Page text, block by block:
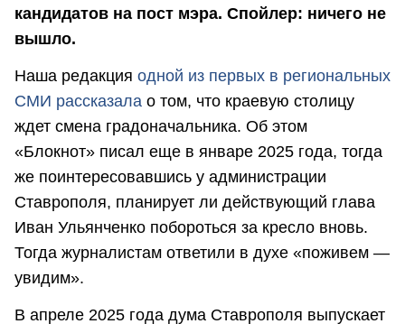
кандидатов на пост мэра. Спойлер: ничего не
вышло.
Наша редакция одной из первых в региональных
СМИ рассказала о том, что краевую столицу
ждет смена градоначальника. Об этом
«Блокнот» писал еще в январе 2025 года, тогда
же поинтересовавшись у администрации
Ставрополя, планирует ли действующий глава
Иван Ульянченко побороться за кресло вновь.
Тогда журналистам ответили в духе «поживем —
увидим».
В апреле 2025 года дума Ставрополя выпускает